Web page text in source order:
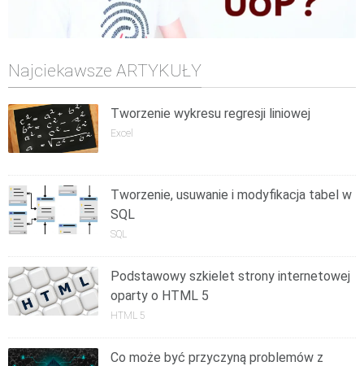
Najciekawsze ARTYKUŁY
Tworzenie wykresu regresji liniowej
Excel
Tworzenie, usuwanie i modyfikacja tabel w
SQL
SQL
Podstawowy szkielet strony internetowej
oparty o HTML 5
HTML 5
Co może być przyczyną problemów z